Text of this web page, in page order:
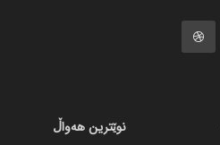
نوێترین هەواڵ